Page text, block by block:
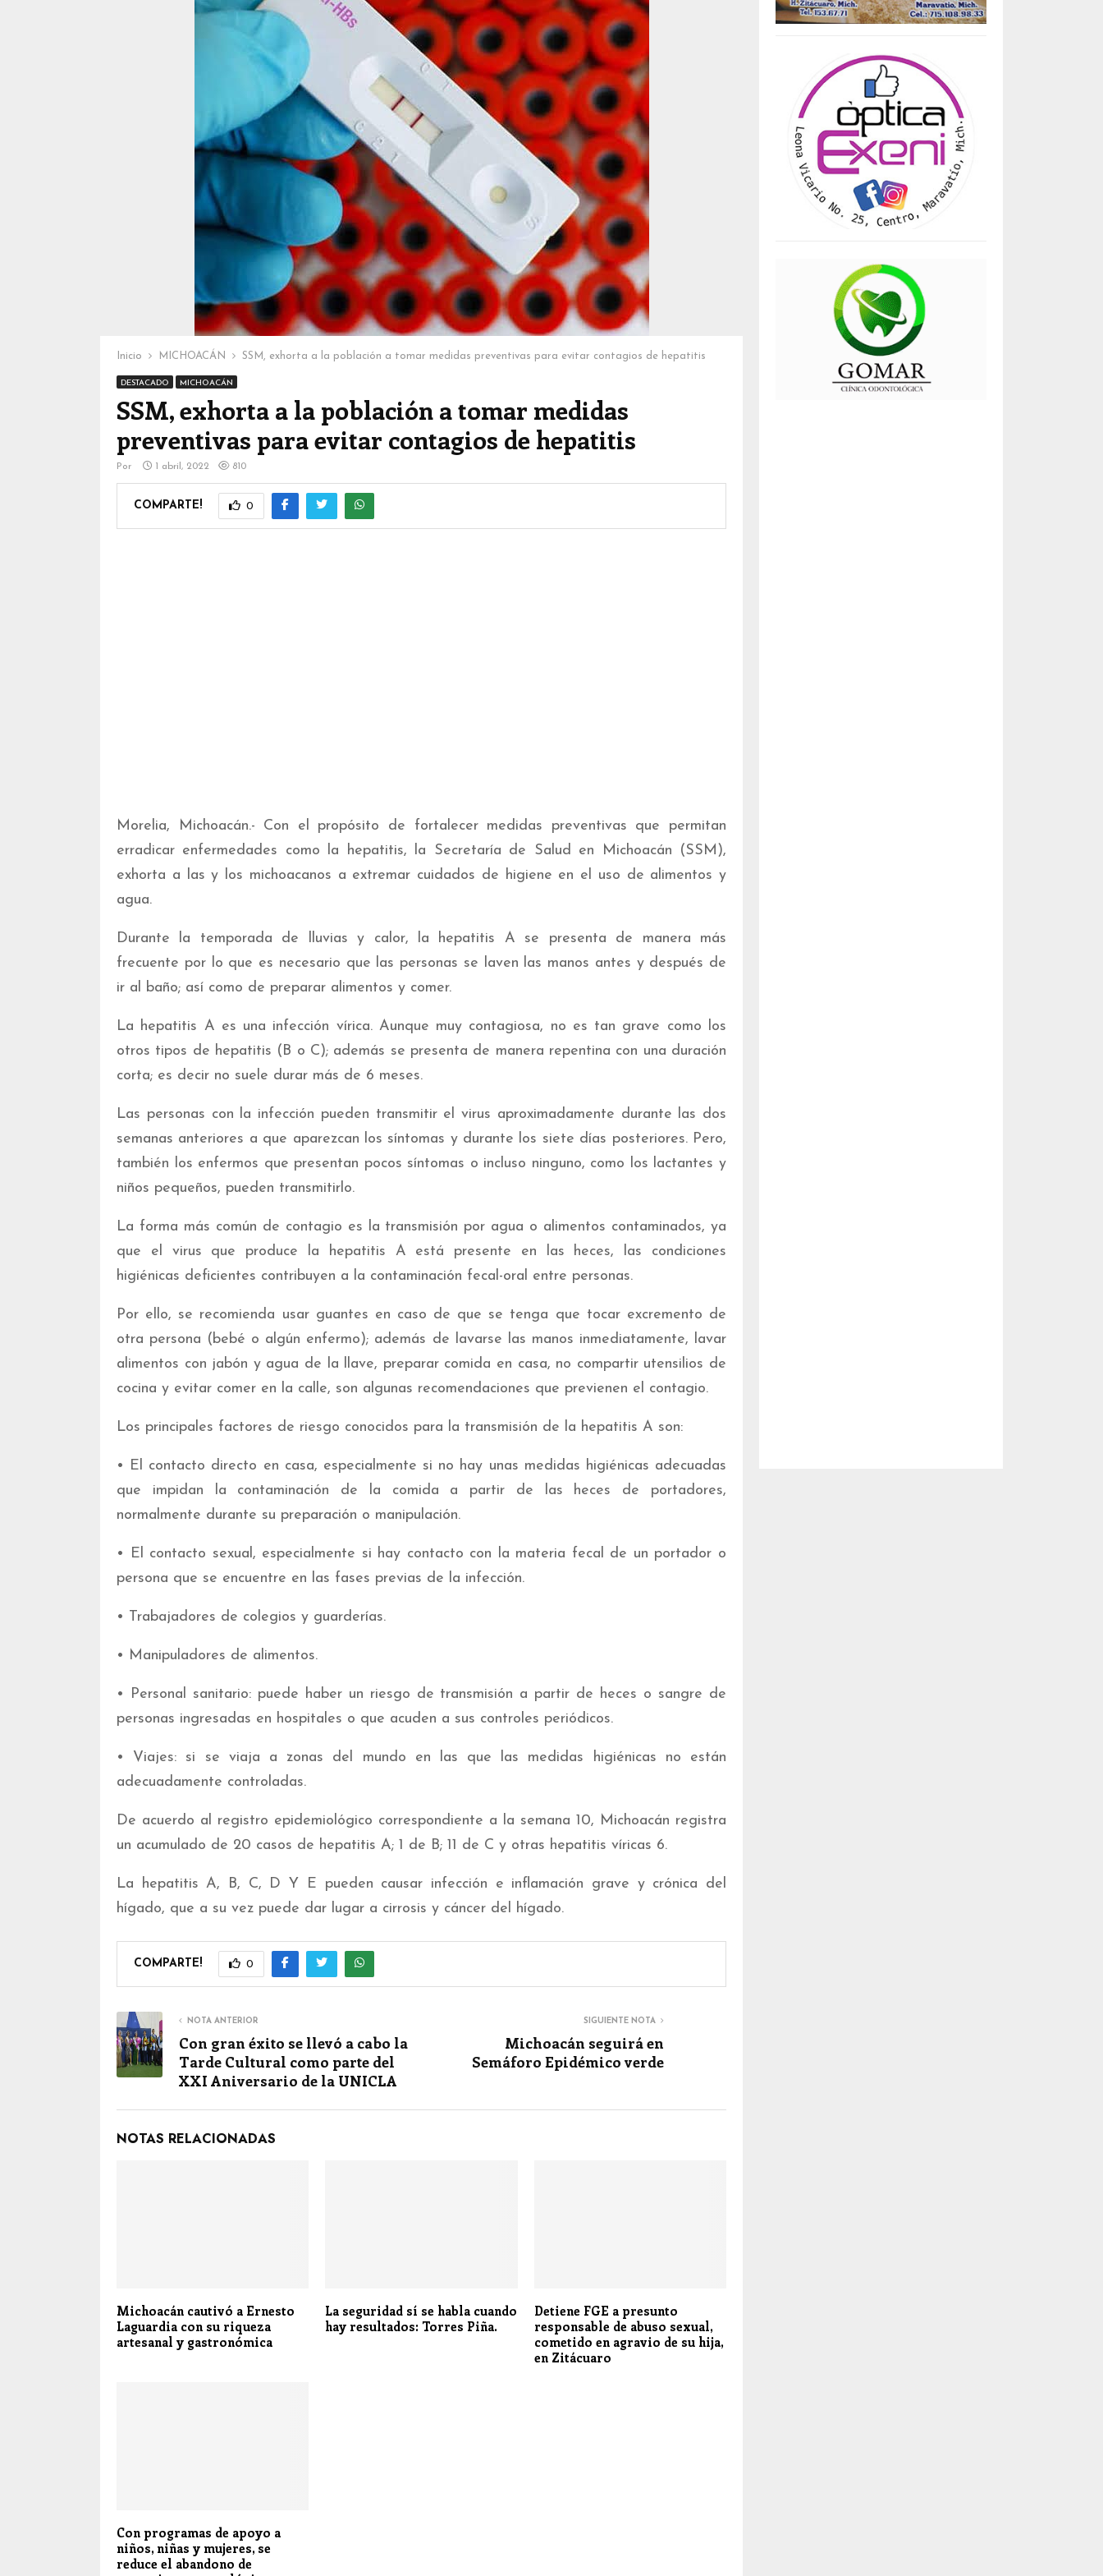
Inicio MICHOACÁN SSM, exhorta a la población a tomar medidas preventivas para evitar contagios de hepatitis
DESTACADO MICHOACÁN
SSM, exhorta a la población a tomar medidas
preventivas para evitar contagios de hepatitis
Por 1 abril, 2022 810
COMPARTE! 0
Morelia, Michoacán.- Con el propósito de fortalecer medidas preventivas que permitan
erradicar enfermedades como la hepatitis, la Secretaría de Salud en Michoacán (SSM),
exhorta a las y los michoacanos a extremar cuidados de higiene en el uso de alimentos y
agua.
Durante la temporada de lluvias y calor, la hepatitis A se presenta de manera más
frecuente por lo que es necesario que las personas se laven las manos antes y después de
ir al baño; así como de preparar alimentos y comer.
La hepatitis A es una infección vírica. Aunque muy contagiosa, no es tan grave como los
otros tipos de hepatitis (B o C); además se presenta de manera repentina con una duración
corta; es decir no suele durar más de 6 meses.
Las personas con la infección pueden transmitir el virus aproximadamente durante las dos
semanas anteriores a que aparezcan los síntomas y durante los siete días posteriores. Pero,
también los enfermos que presentan pocos síntomas o incluso ninguno, como los lactantes y
niños pequeños, pueden transmitirlo.
La forma más común de contagio es la transmisión por agua o alimentos contaminados, ya
que el virus que produce la hepatitis A está presente en las heces, las condiciones
higiénicas deficientes contribuyen a la contaminación fecal-oral entre personas.
Por ello, se recomienda usar guantes en caso de que se tenga que tocar excremento de
otra persona (bebé o algún enfermo); además de lavarse las manos inmediatamente, lavar
alimentos con jabón y agua de la llave, preparar comida en casa, no compartir utensilios de
cocina y evitar comer en la calle, son algunas recomendaciones que previenen el contagio.
Los principales factores de riesgo conocidos para la transmisión de la hepatitis A son:
• El contacto directo en casa, especialmente si no hay unas medidas higiénicas adecuadas
que impidan la contaminación de la comida a partir de las heces de portadores,
normalmente durante su preparación o manipulación.
• El contacto sexual, especialmente si hay contacto con la materia fecal de un portador o
persona que se encuentre en las fases previas de la infección.
• Trabajadores de colegios y guarderías.
• Manipuladores de alimentos.
• Personal sanitario: puede haber un riesgo de transmisión a partir de heces o sangre de
personas ingresadas en hospitales o que acuden a sus controles periódicos.
• Viajes: si se viaja a zonas del mundo en las que las medidas higiénicas no están
adecuadamente controladas.
De acuerdo al registro epidemiológico correspondiente a la semana 10, Michoacán registra
un acumulado de 20 casos de hepatitis A; 1 de B; 11 de C y otras hepatitis víricas 6.
La hepatitis A, B, C, D Y E pueden causar infección e inflamación grave y crónica del
hígado, que a su vez puede dar lugar a cirrosis y cáncer del hígado.
COMPARTE! 0
NOTA ANTERIOR
Con gran éxito se llevó a cabo la
Tarde Cultural como parte del
XXI Aniversario de la UNICLA
SIGUIENTE NOTA
Michoacán seguirá en
Semáforo Epidémico verde
NOTAS RELACIONADAS
Michoacán cautivó a Ernesto
Laguardia con su riqueza
artesanal y gastronómica
La seguridad sí se habla cuando
hay resultados: Torres Piña.
Detiene FGE a presunto
responsable de abuso sexual,
cometido en agravio de su hija,
en Zitácuaro
Con programas de apoyo a
niños, niñas y mujeres, se
reduce el abandono de